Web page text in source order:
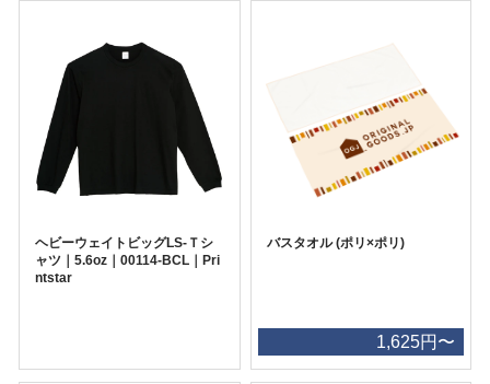
ヘビーウェイトビッグLS-Ｔシ
ャツ｜5.6oz｜00114-BCL｜Pri
ntstar
バスタオル (ポリ×ポリ)
1,625円〜